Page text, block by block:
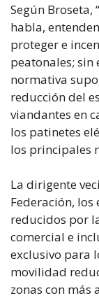
Según
habla,
proteger e
peatonales; sin
normativa
reducción del
viandantes en
los patinetes
los principales
La dirigente
Federación, los
reducidos por
comercial e
exclusivo para
movilidad
zonas con más